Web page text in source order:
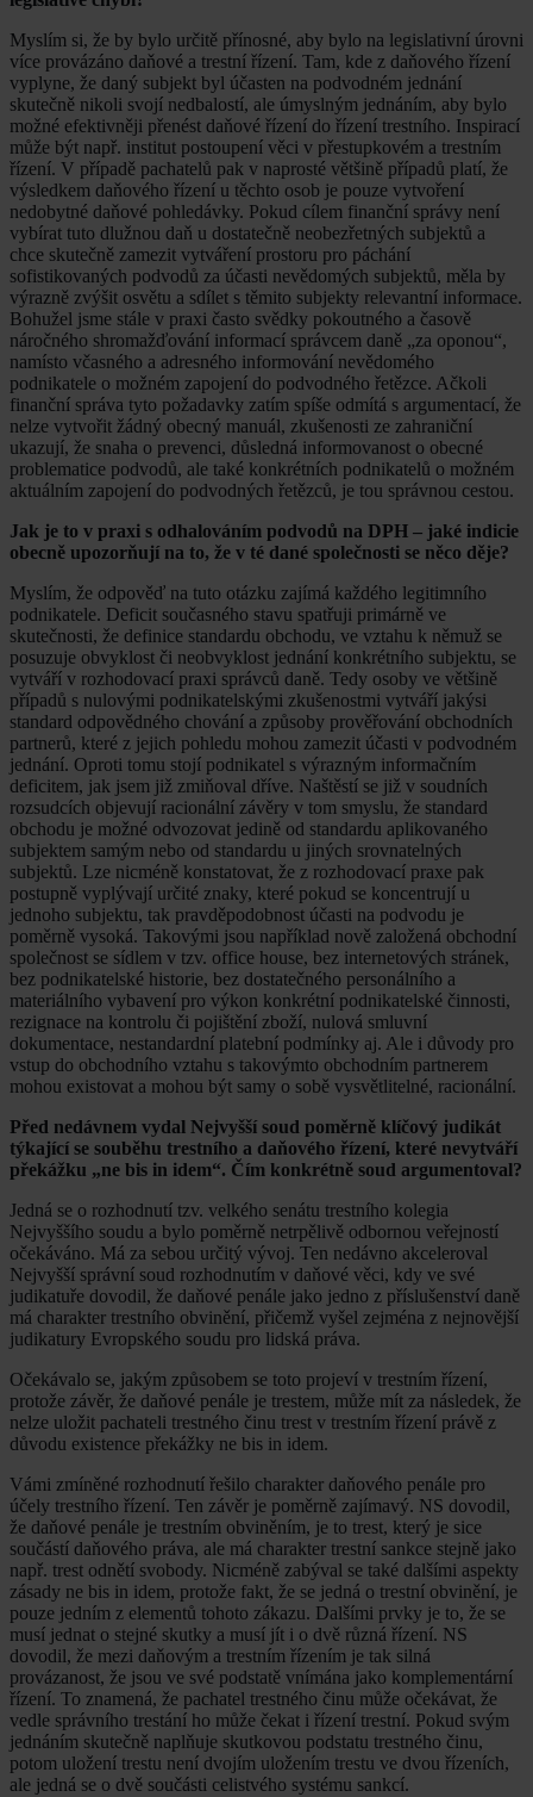
Myslím si, že by bylo určitě přínosné, aby bylo na legislativní úrovni
více provázáno daňové a trestní řízení. Tam, kde z daňového řízení
vyplyne, že daný subjekt byl účasten na podvodném jednání
skutečně nikoli svojí nedbalostí, ale úmyslným jednáním, aby bylo
možné efektivněji přenést daňové řízení do řízení trestního. Inspirací
může být např. institut postoupení věci v přestupkovém a trestním
řízení. V případě pachatelů pak v naprosté většině případů platí, že
výsledkem daňového řízení u těchto osob je pouze vytvoření
nedobytné daňové pohledávky. Pokud cílem finanční správy není
vybírat tuto dlužnou daň u dostatečně neobezřetných subjektů a
chce skutečně zamezit vytváření prostoru pro páchání
sofistikovaných podvodů za účasti nevědomých subjektů, měla by
výrazně zvýšit osvětu a sdílet s těmito subjekty relevantní informace.
Bohužel jsme stále v praxi často svědky pokoutného a časově
náročného shromažďování informací správcem daně „za oponou“,
namísto včasného a adresného informování nevědomého
podnikatele o možném zapojení do podvodného řetězce. Ačkoli
finanční správa tyto požadavky zatím spíše odmítá s argumentací, že
nelze vytvořit žádný obecný manuál, zkušenosti ze zahraniční
ukazují, že snaha o prevenci, důsledná informovanost o obecné
problematice podvodů, ale také konkrétních podnikatelů o možném
aktuálním zapojení do podvodných řetězců, je tou správnou cestou.
Jak je to v praxi s odhalováním podvodů na DPH – jaké indicie
obecně upozorňují na to, že v té dané společnosti se něco děje?
Myslím, že odpověď na tuto otázku zajímá každého legitimního
podnikatele. Deficit současného stavu spatřuji primárně ve
skutečnosti, že definice standardu obchodu, ve vztahu k němuž se
posuzuje obvyklost či neobvyklost jednání konkrétního subjektu, se
vytváří v rozhodovací praxi správců daně. Tedy osoby ve většině
případů s nulovými podnikatelskými zkušenostmi vytváří jakýsi
standard odpovědného chování a způsoby prověřování obchodních
partnerů, které z jejich pohledu mohou zamezit účasti v podvodném
jednání. Oproti tomu stojí podnikatel s výrazným informačním
deficitem, jak jsem již zmiňoval dříve. Naštěstí se již v soudních
rozsudcích objevují racionální závěry v tom smyslu, že standard
obchodu je možné odvozovat jedině od standardu aplikovaného
subjektem samým nebo od standardu u jiných srovnatelných
subjektů. Lze nicméně konstatovat, že z rozhodovací praxe pak
postupně vyplývají určité znaky, které pokud se koncentrují u
jednoho subjektu, tak pravděpodobnost účasti na podvodu je
poměrně vysoká. Takovými jsou například nově založená obchodní
společnost se sídlem v tzv. office house, bez internetových stránek,
bez podnikatelské historie, bez dostatečného personálního a
materiálního vybavení pro výkon konkrétní podnikatelské činnosti,
rezignace na kontrolu či pojištění zboží, nulová smluvní
dokumentace, nestandardní platební podmínky aj. Ale i důvody pro
vstup do obchodního vztahu s takovýmto obchodním partnerem
mohou existovat a mohou být samy o sobě vysvětlitelné, racionální.
Před nedávnem vydal Nejvyšší soud poměrně klíčový judikát
týkající se souběhu trestního a daňového řízení, které nevytváří
překážku „ne bis in idem“. Čím konkrétně soud argumentoval?
Jedná se o rozhodnutí tzv. velkého senátu trestního kolegia
Nejvyššího soudu a bylo poměrně netrpělivě odbornou veřejností
očekáváno. Má za sebou určitý vývoj. Ten nedávno akceleroval
Nejvyšší správní soud rozhodnutím v daňové věci, kdy ve své
judikatuře dovodil, že daňové penále jako jedno z příslušenství daně
má charakter trestního obvinění, přičemž vyšel zejména z nejnovější
judikatury Evropského soudu pro lidská práva.
Očekávalo se, jakým způsobem se toto projeví v trestním řízení,
protože závěr, že daňové penále je trestem, může mít za následek, že
nelze uložit pachateli trestného činu trest v trestním řízení právě z
důvodu existence překážky ne bis in idem.
Vámi zmíněné rozhodnutí řešilo charakter daňového penále pro
účely trestního řízení. Ten závěr je poměrně zajímavý. NS dovodil,
že daňové penále je trestním obviněním, je to trest, který je sice
součástí daňového práva, ale má charakter trestní sankce stejně jako
např. trest odnětí svobody. Nicméně zabýval se také dalšími aspekty
zásady ne bis in idem, protože fakt, že se jedná o trestní obvinění, je
pouze jedním z elementů tohoto zákazu. Dalšími prvky je to, že se
musí jednat o stejné skutky a musí jít i o dvě různá řízení. NS
dovodil, že mezi daňovým a trestním řízením je tak silná
provázanost, že jsou ve své podstatě vnímána jako komplementární
řízení. To znamená, že pachatel trestného činu může očekávat, že
vedle správního trestání ho může čekat i řízení trestní. Pokud svým
jednáním skutečně naplňuje skutkovou podstatu trestného činu,
potom uložení trestu není dvojím uložením trestu ve dvou řízeních,
ale jedná se o dvě součásti celistvého systému sankcí.